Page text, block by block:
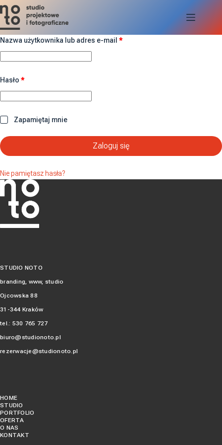
Przejdź
do
treści
Nazwa użytkownika lub adres e-mail *Wymagane
Hasło *Wymagane
Zapamiętaj mnie
Zaloguj się
Nie pamiętasz hasła?
STUDIO NOTO
branding, www, studio
Ojcowska 88
31-344 Kraków
tel.: 530 765 727‬
biuro@studionoto.pl
rezerwacje@studionoto.pl
HOME
STUDIO
PORTFOLIO
OFERTA
O NAS
KONTAKT